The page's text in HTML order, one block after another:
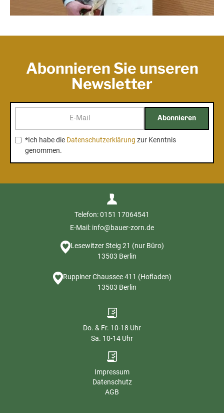
Abonnieren Sie unseren
Newsletter
*Ich habe die Datenschutzerklärung zur Kenntnis
genommen.
Telefon: 0151 17064541
E-Mail: info@bauer-zorn.de
Lesewitzer Steig 21 (nur Büro)
13503 Berlin
Ruppiner Chaussee 411 (Hofladen)
13503 Berlin
Do. & Fr. 10-18 Uhr
Sa. 10-14 Uhr
Impressum
Datenschutz
AGB